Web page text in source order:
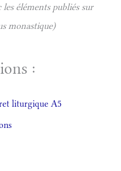
éléments publiés sur
monastique)
:
liturgique A5